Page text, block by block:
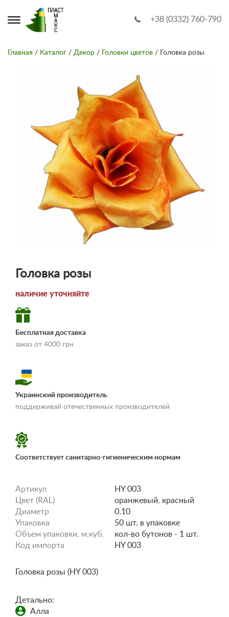
+38 (0332) 760-790
Главная / Каталог / Декор / Головки цветов / Головка розы
Головка розы
наличие уточняйте
Бесплатная доставка
заказ от 4000 грн
доставки и оплаты»
Украинский производитель
поддерживай отечественных производителей
Соответствует санитарно-гигиеническим нормам
Артикул
HY 003
Цвет (RAL)
оранжевый, красный
Диаметр
0.10
Упаковка
50 шт. в упаковке
Объем упаковки, м.куб.
кол-во бутонов - 1 шт.
Код импорта
HY 003
Головка розы (HY 003)
Детально:
Алла